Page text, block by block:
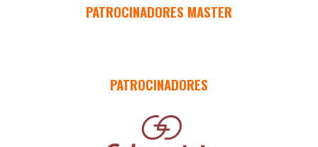
PATROCINADORES MASTER
PATROCINADORES